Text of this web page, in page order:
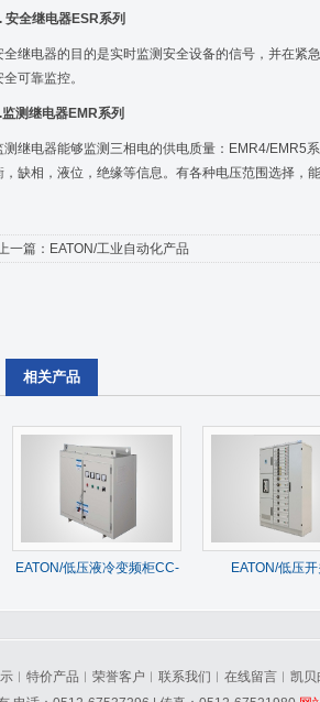
安全继电器ESR系列
全继电器的目的是实时监测安全设备的信号，并在紧
全可靠监控。
测继电器EMR系列
测继电器能够监测三相电的供电质量：EMR4/EMR5
，缺相，液位，绝缘等信息。有各种电压范围选择，
一篇： EATON/工业自动化产品
相关产品
EATON/低压液冷变频柜CC-
EATON/低压
︱ 特价产品 ︱ 荣誉客户 ︱ 联系我们 ︱ 在线留言 ︱ 凯贝